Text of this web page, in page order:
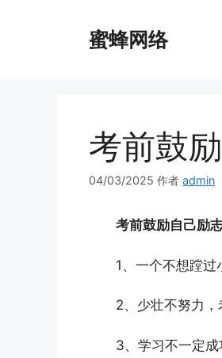
蜜蜂网络
考前鼓
04/03/2025 作者 admin
考前鼓励自己励
1、一个不想蹚过
2、少壮不努力，
3、学习不一定成